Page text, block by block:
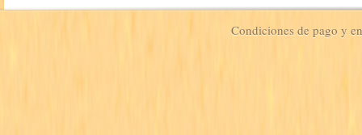
Condiciones de pago y